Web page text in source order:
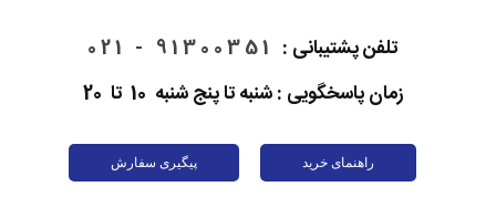
تلفن پشتیبانی : 91300351 - 021
زمان پاسخگویی : شنبه تا پنج شنبه 10 تا 20
راهنمای خرید پیگیری سفارش